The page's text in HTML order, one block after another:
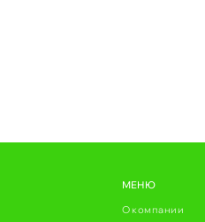
МЕНЮ
О компании